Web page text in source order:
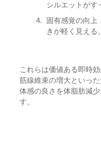
シルエットがす
固有感覚の向上
きが軽く見える。
これらは価値ある即時
筋線維束の増大といっ
体感の良さを体脂肪減
す。